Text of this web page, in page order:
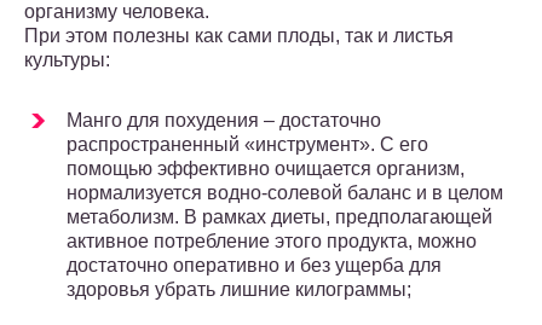
организму человека.
При этом полезны как сами плоды, так и листья
культуры:
Манго для похудения – достаточно
распространенный «инструмент». С его
помощью эффективно очищается организм,
нормализуется водно-солевой баланс и в целом
метаболизм. В рамках диеты, предполагающей
активное потребление этого продукта, можно
достаточно оперативно и без ущерба для
здоровья убрать лишние килограммы;